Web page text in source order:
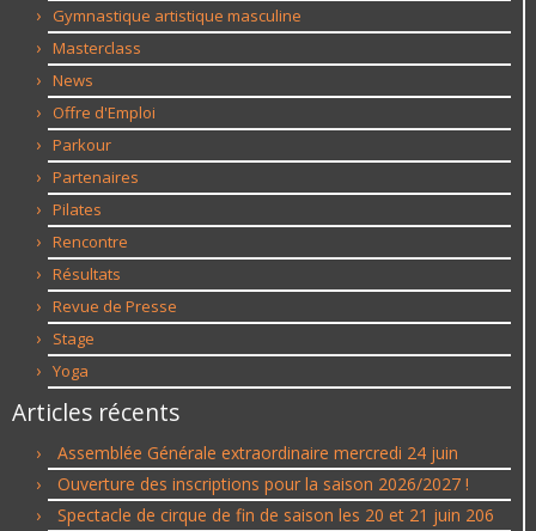
Gymnastique artistique masculine
Masterclass
News
Offre d'Emploi
Parkour
Partenaires
Pilates
Rencontre
Résultats
Revue de Presse
Stage
Yoga
Articles récents
Assemblée Générale extraordinaire mercredi 24 juin
Ouverture des inscriptions pour la saison 2026/2027 !
Spectacle de cirque de fin de saison les 20 et 21 juin 206